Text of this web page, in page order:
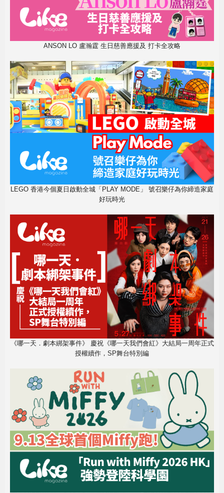
ANSON LO 盧瀚霆 生日慈善應援及 打卡全攻略
LEGO 香港今個夏日啟動全城「PLAY MODE」 號召樂仔為你締造家庭
好玩時光
《哪一天．劇本綁架事件》 慶祝《哪一天我們會紅》大結局一周年正式
授權續作，SP舞台特別編